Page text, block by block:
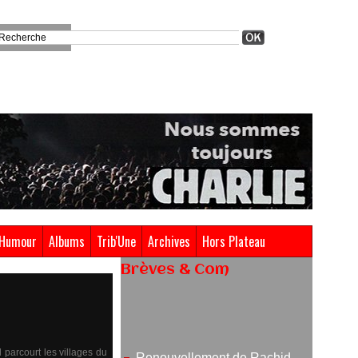
Humour Albums Trib'Une Archives Hors Plateau
parcourt les villages du
Brèves & Com